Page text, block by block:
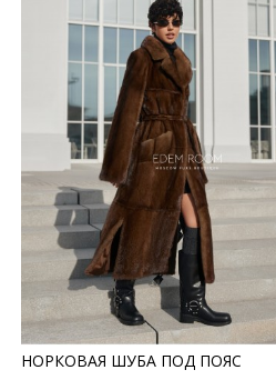
НОРКОВАЯ ШУБА ПОД ПОЯС